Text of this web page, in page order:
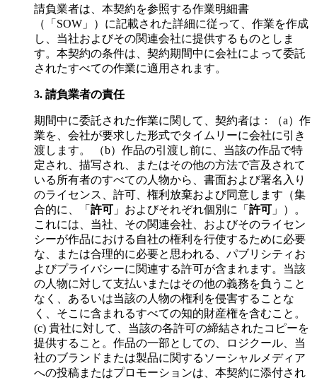
請負業者は、本契約を参照する作業明細書
（「SOW」）に記載された詳細に従って、作業を作成
し、当社およびその関連会社に提供するものとしま
す。本契約の条件は、契約期間中に会社によって委託
されたすべての作業に適用されます。
3. 請負業者の責任
期間中に委託された作業に関して、契約者は：（a）作
業を、会社が要求した形式でタイムリーに会社に引き
渡します。 （b）作品の引渡し前に、当該の作品で特
定され、描写され、またはその他の方法で言及されて
いる所有者のすべての人物から、書面および署名入り
のライセンス、許可、権利放棄および同意します（集
合的に、「 許可 」およびそれぞれ個別に「 許可 」）。
これには、当社、その関連会社、およびそのライセン
シーが作品における自社の権利を行使するために必要
な、または合理的に必要と思われる、パブリシティお
よびプライバシーに関連する許可が含まれます。当該
の人物に対して支払いまたはその他の義務を負うこと
なく、あるいは当該の人物の権利を侵害することな
く、そこに含まれるすべての知的財産権を含むこと。
(c) 貴社に対して、当該の各許可の締結されたコピーを
提供すること。作品の一部としての、ロジクール、当
社のブランドまたは製品に関するソーシャルメディア
への投稿またはプロモーションは、本契約に添付され